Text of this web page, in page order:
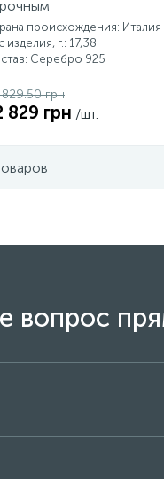
происхождения: Италия
изделия, г.: 17,38
Серебро 925
грн
829 грн /шт.
вопрос